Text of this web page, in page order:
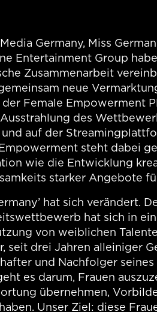
Germany, Miss
Entertainment Group
Zusammenarbeit
neue
der Female Empowerment
des
und auf der
steht dabei
wie die Entwicklung
starker Angebote
hat sich verändert.
hat sich in
von weiblichen
seit drei Jahren alleiniger
und Nachfolger
es darum, Frauen
übernehmen,
Unser Ziel: diese